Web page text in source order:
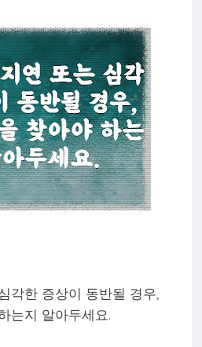
각한 증상이 동반될 경우,
는지 알아두세요.